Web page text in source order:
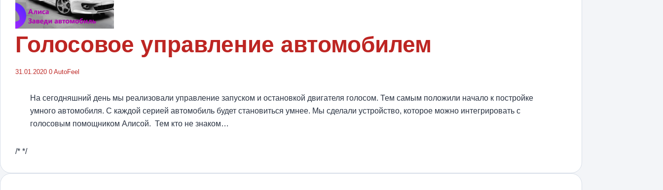
Голосовое управление автомобилем
31.01.2020 0 AutoFeel
На сегодняшний день мы реализовали управление запуском и остановкой двигателя голосом. Тем самым положили начало к постройке
умного автомобиля. С каждой серией автомобиль будет становиться умнее. Мы сделали устройство, которое можно интегрировать с
голосовым помощником Алисой. Тем кто не знаком…
/* */